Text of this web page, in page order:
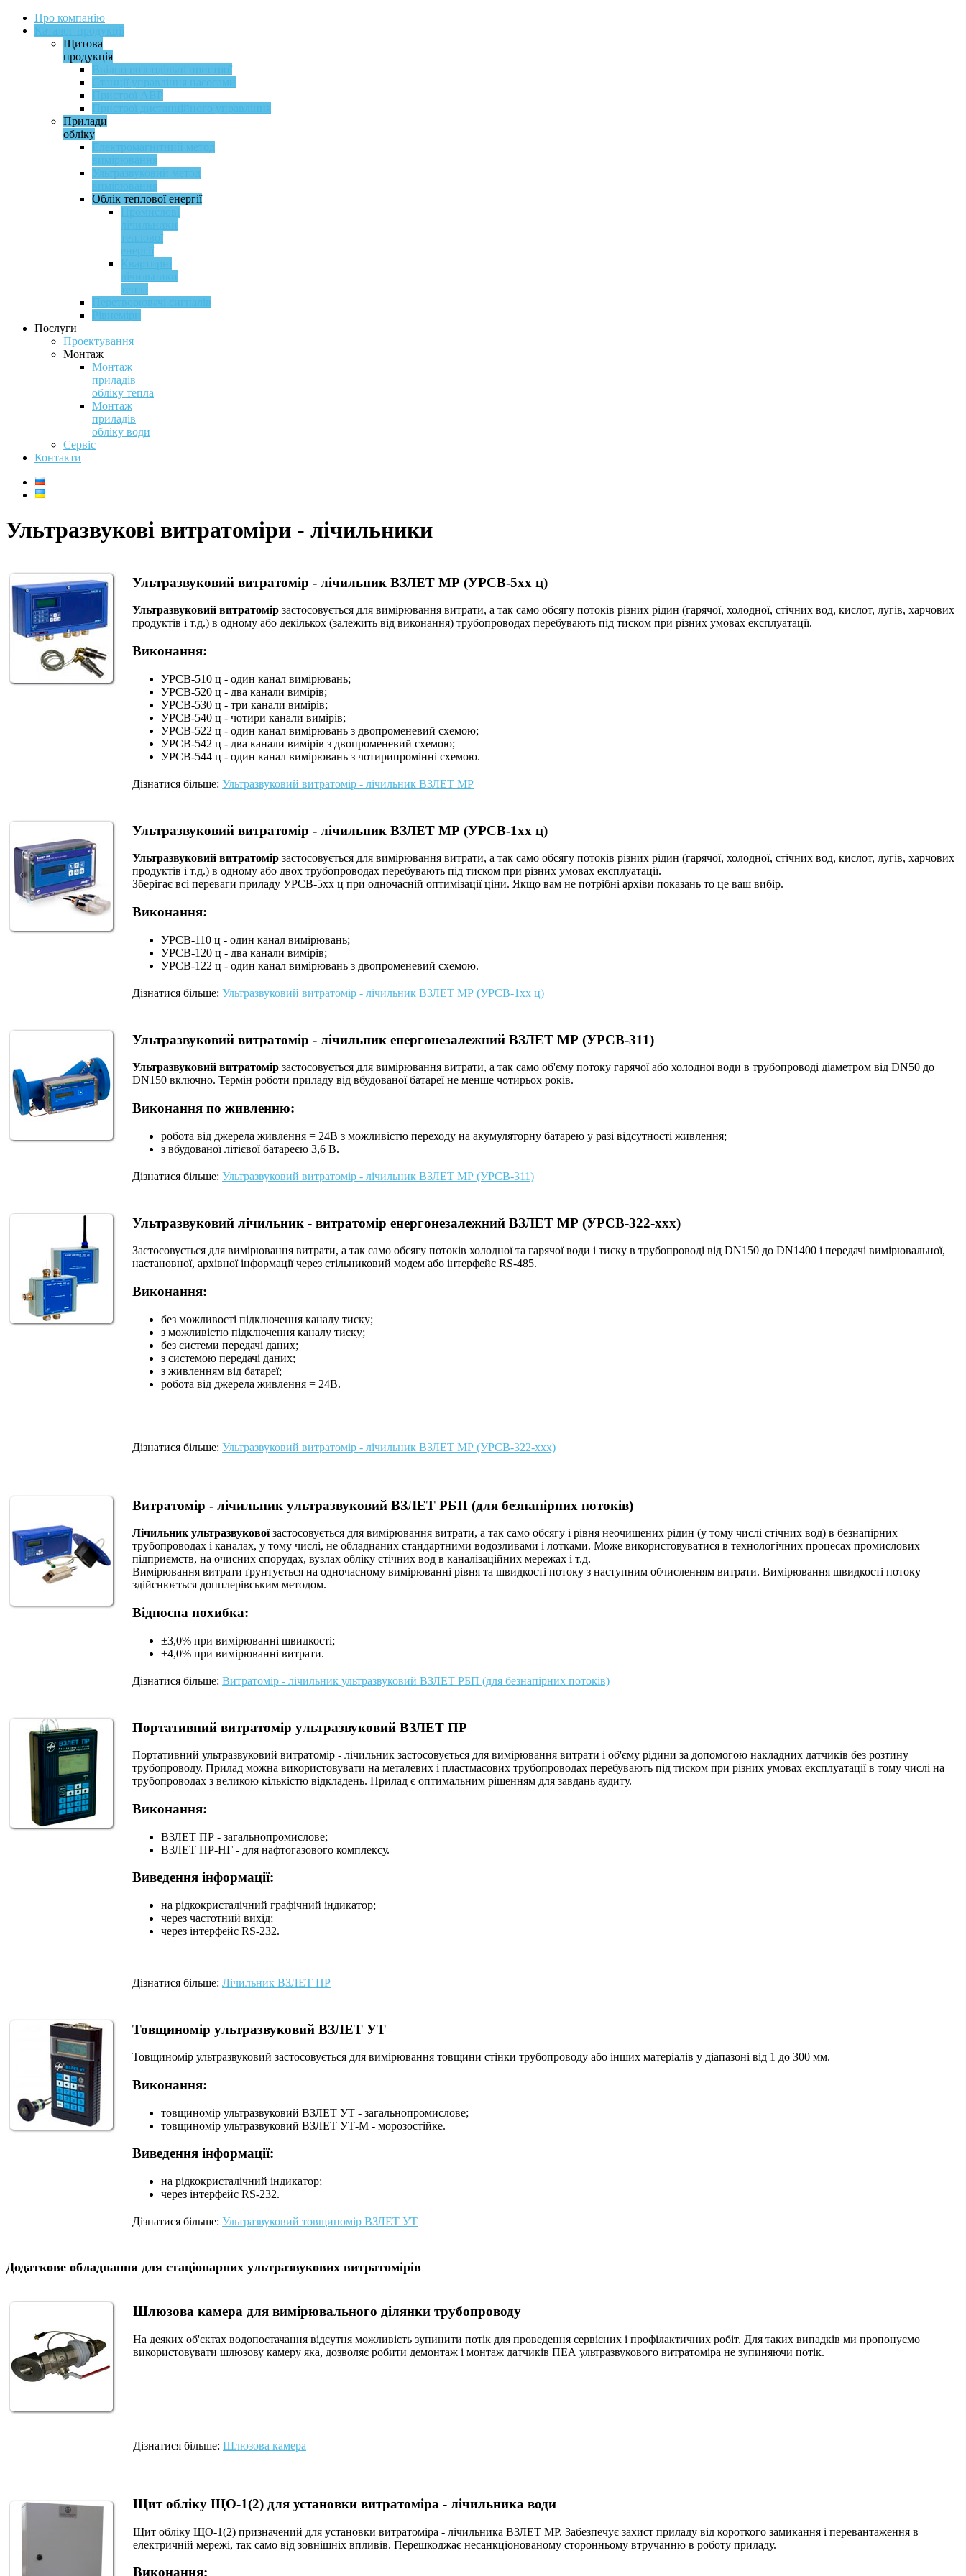
Про компанію
Щитова
продукція
Прилади
обліку
Облік теплової енергії
Послуги
Проектування
Монтаж
Монтаж
приладів
обліку тепла
Монтаж
приладів
обліку води
Сервіс
Контакти
Ультразвукові витратоміри - лічильники
Ультразвуковий витратомір - лічильник ВЗЛЕТ МР (УРСВ-5хх ц)
Ультразвуковий витратомір застосовується для вимірювання витрати, а так само обсягу потоків різних рідин (гарячої, холодної, стічних вод, кислот, лугів, харчових
продуктів і т.д.) в одному або декількох (залежить від виконання) трубопроводах перебувають під тиском при різних умовах експлуатації.
Виконання:
УРСВ-510 ц - один канал вимірювань;
УРСВ-520 ц - два канали вимірів;
УРСВ-530 ц - три канали вимірів;
УРСВ-540 ц - чотири канали вимірів;
УРСВ-522 ц - один канал вимірювань з двопроменевий схемою;
УРСВ-542 ц - два канали вимірів з двопроменевий схемою;
УРСВ-544 ц - один канал вимірювань з чотирипромінні схемою.
Дізнатися більше: Ультразвуковий витратомір - лічильник ВЗЛЕТ МР
Ультразвуковий витратомір - лічильник ВЗЛЕТ МР (УРСВ-1хх ц)
Ультразвуковий витратомір застосовується для вимірювання витрати, а так само обсягу потоків різних рідин (гарячої, холодної, стічних вод, кислот, лугів, харчових
продуктів і т.д.) в одному або двох трубопроводах перебувають під тиском при різних умовах експлуатації.
Зберігає всі переваги приладу УРСВ-5хх ц при одночасній оптимізації ціни. Якщо вам не потрібні архіви показань то це ваш вибір.
Виконання:
УРСВ-110 ц - один канал вимірювань;
УРСВ-120 ц - два канали вимірів;
УРСВ-122 ц - один канал вимірювань з двопроменевий схемою.
Дізнатися більше: Ультразвуковий витратомір - лічильник ВЗЛЕТ МР (УРСВ-1хх ц)
Ультразвуковий витратомір - лічильник енергонезалежний ВЗЛЕТ МР (УРСВ-311)
Ультразвуковий витратомір застосовується для вимірювання витрати, а так само об'єму потоку гарячої або холодної води в трубопроводі діаметром від DN50 до
DN150 включно. Термін роботи приладу від вбудованої батареї не менше чотирьох років.
Виконання по живленню:
робота від джерела живлення = 24В з можливістю переходу на акумуляторну батарею у разі відсутності живлення;
з вбудованої літієвої батареєю 3,6 В.
Дізнатися більше: Ультразвуковий витратомір - лічильник ВЗЛЕТ МР (УРСВ-311)
Ультразвуковий лічильник - витратомір енергонезалежний ВЗЛЕТ МР (УРСВ-322-ххх)
Застосовується для вимірювання витрати, а так само обсягу потоків холодної та гарячої води і тиску в трубопроводі від DN150 до DN1400 і передачі вимірювальної,
настановної, архівної інформації через стільниковий модем або інтерфейс RS-485.
Виконання:
без можливості підключення каналу тиску;
з можливістю підключення каналу тиску;
без системи передачі даних;
з системою передачі даних;
з живленням від батареї;
робота від джерела живлення = 24В.
Дізнатися більше: Ультразвуковий витратомір - лічильник ВЗЛЕТ МР (УРСВ-322-ххх)
Витратомір - лічильник ультразвуковий ВЗЛЕТ РБП (для безнапірних потоків)
Лічильник ультразвуковоїзастосовується для вимірювання витрати, а так само обсягу і рівня неочищених рідин (у тому числі стічних вод) в безнапірних
трубопроводах і каналах, у тому числі, не обладнаних стандартними водозливами і лотками. Може використовуватися в технологічних процесах промислових
підприємств, на очисних спорудах, вузлах обліку стічних вод в каналізаційних мережах і т.д.
Вимірювання витрати ґрунтується на одночасному вимірюванні рівня та швидкості потоку з наступним обчисленням витрати. Вимірювання швидкості потоку
здійснюється допплерівським методом.
Відносна похибка:
±3,0% при вимірюванні швидкості;
±4,0% при вимірюванні витрати.
Дізнатися більше: Витратомір - лічильник ультразвуковий ВЗЛЕТ РБП (для безнапірних потоків)
Портативний витратомір ультразвуковий ВЗЛЕТ ПР
Портативний ультразвуковий витратомір - лічильник застосовується для вимірювання витрати і об'єму рідини за допомогою накладних датчиків без розтину
трубопроводу. Прилад можна використовувати на металевих і пластмасових трубопроводах перебувають під тиском при різних умовах експлуатації в тому числі на
трубопроводах з великою кількістю відкладень. Прилад є оптимальним рішенням для завдань аудиту.
Виконання:
ВЗЛЕТ ПР - загальнопромислове;
ВЗЛЕТ ПР-НГ - для нафтогазового комплексу.
Виведення інформації:
на рідкокристалічний графічний індикатор;
через частотний вихід;
через інтерфейс RS-232.
Дізнатися більше: Лічильник ВЗЛЕТ ПР
Товщиномір ультразвуковий ВЗЛЕТ УТ
Товщиномір ультразвуковий застосовується для вимірювання товщини стінки трубопроводу або інших матеріалів у діапазоні від 1 до 300 мм.
Виконання:
товщиномір ультразвуковий ВЗЛЕТ УТ - загальнопромислове;
товщиномір ультразвуковий ВЗЛЕТ УТ-М - морозостійке.
Виведення інформації:
на рідкокристалічний індикатор;
через інтерфейс RS-232.
Дізнатися більше: Ультразвуковий товщиномір ВЗЛЕТ УТ
Додаткове обладнання для стаціонарних ультразвукових витратомірів
Шлюзова камера для вимірювального ділянки трубопроводу
На деяких об'єктах водопостачання відсутня можливість зупинити потік для проведення сервісних і профілактичних робіт. Для таких випадків ми пропонуємо
використовувати шлюзову камеру яка, дозволяє робити демонтаж і монтаж датчиків ПЕА ультразвукового витратоміра не зупиняючи потік.
Дізнатися більше: Шлюзова камера
Щит обліку ЩО-1(2) для установки витратоміра - лічильника води
Щит обліку ЩО-1(2) призначений для установки витратоміра - лічильника ВЗЛЕТ МР. Забезпечує захист приладу від короткого замикання і перевантаження в
електричній мережі, так само від зовнішніх впливів. Перешкоджає несанкціонованому сторонньому втручанню в роботу приладу.
Виконання: